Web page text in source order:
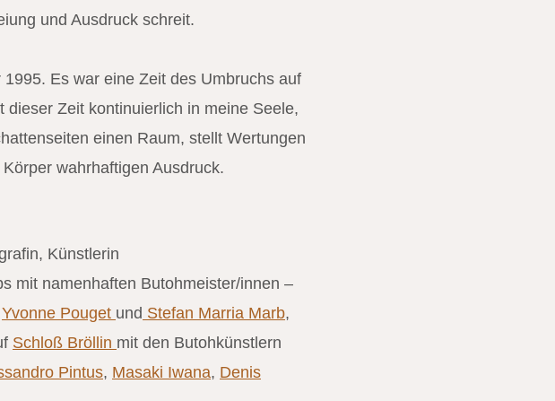
und Ausdruck schreit.
Es war eine Zeit des Umbruchs auf
Zeit kontinuierlich in meine Seele,
einen Raum, stellt Wertungen
wahrhaftigen Ausdruck.
Künstlerin
mit namenhaften Butohmeister/innen –
Yvonne Pouget und Stefan Marria Marb,
Schloß Bröllin mit den Butohkünstlern
Pintus, Masaki Iwana, Denis